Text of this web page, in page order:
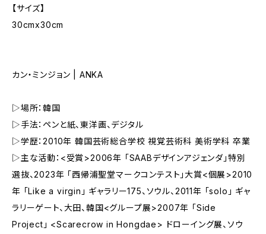
【サイズ】
30cmx30cm
カン・ミンジョン | ANKA
▷場所：韓国
▷手法：ペンと紙、東洋画、デジタル
▷学歴：2010年 韓国芸術総合学校 視覚芸術科 美術学科 卒業
▷主な活動：<受賞>2006年 「SAABデザインアジェンダ」特別
選抜、2023年 「西帰浦聖堂マークコンテスト」大賞<個展>2010
年 「Like a virgin」 ギャラリー175、ソウル、2011年 「solo」 ギャ
ラリーゲート、大田、韓国<グループ展>2007年 「Side
Project」 <Scarecrow in Hongdae> ドローイング展、ソウ